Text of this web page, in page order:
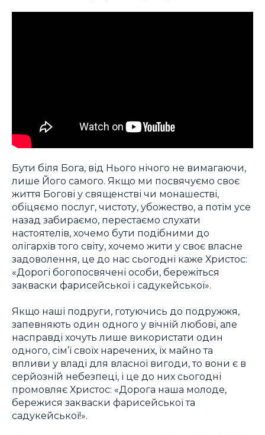
Бути біля Бога, від Нього нічого не вимагаючи,
лише Його самого. Якщо ми посвячуємо своє
життя Богові у священстві чи монашестві,
обіцяємо послуг, чистоту, убожество, а потім усе
назад забираємо, перестаємо слухати
настоятелів, хочемо бути подібними до
олігархів того світу, хочемо жити у своє власне
задоволення, це до нас сьогодні каже Христос:
«Дорогі богопосвячені особи, бережіться
закваски фарисейської і садукейської».
Якщо наші подруги, готуючись до подружжя,
запевняють один одного у вічній любові, але
насправді хочуть лише використати один
одного, сім’ї своїх наречених, їх майно та
впливи у владі для власної вигоди, то вони є в
серйозній небезпеці, і це до них сьогодні
промовляє Христос: «Дорога наша молоде,
бережися закваски фарисейської та
садукейської!».